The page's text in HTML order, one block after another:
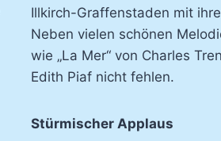
Illkirch-Graffenstaden mit
Neben vielen schönen
wie „La Mer“ von Charles
Edith Piaf nicht fehlen.
Stürmischer Applaus